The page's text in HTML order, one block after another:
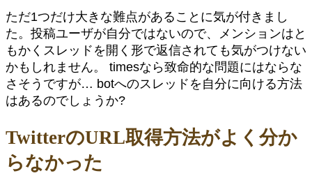
ただ1つだけ大きな難点があることに気が付きまし
た。投稿ユーザが自分ではないので、メンションはと
もかくスレッドを開く形で返信されても気がつけない
かもしれません。 timesなら致命的な問題にはならな
さそうですが… botへのスレッドを自分に向ける方法
はあるのでしょうか?
TwitterのURL取得方法がよく分か
らなかった